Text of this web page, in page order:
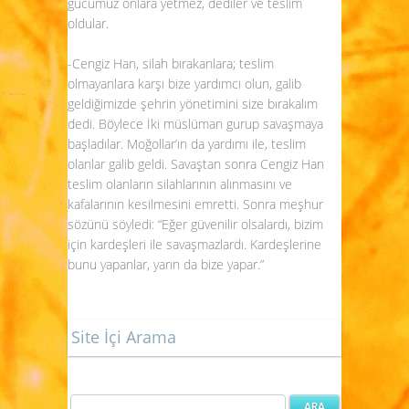
oldular.
-Cengiz Han, silah bırakanlara; teslim
olmayanlara karşı bize yardımcı olun, galib
geldiğimizde şehrin yönetimini size bırakalım
dedi. Böylece İki müslüman gurup savaşmaya
başladılar. Moğollar’ın da yardımı ile, teslim
olanlar galib geldi. Savaştan sonra Cengiz Han
teslim olanların silahlarının alınmasını ve
kafalarının kesilmesini emretti. Sonra meşhur
sözünü söyledi: “Eğer güvenilir olsalardı, bizim
için kardeşleri ile savaşmazlardı. Kardeşlerine
bunu yapanlar, yarın da bize yapar.”
Site İçi Arama